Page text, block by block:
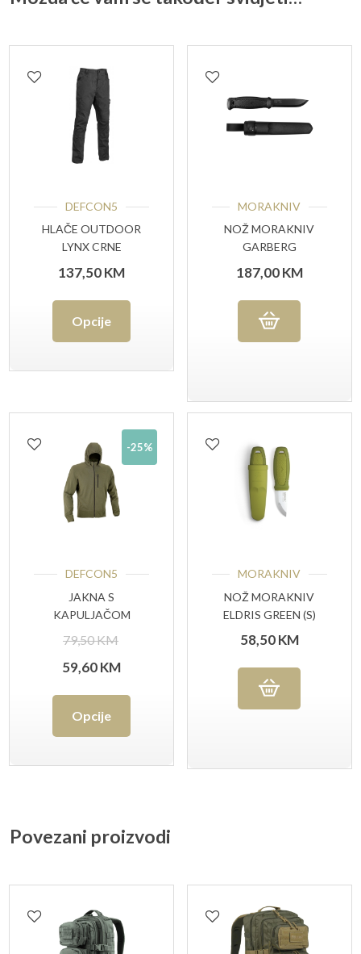
DEFCON5
HLAČE OUTDOOR
LYNX CRNE
137,50KM
Opcije
proizvod
ima
Opcije
MORAKNIV
NOŽ MORAKNIV
GARBERG
BLACKBLADE
CARBON WITH
POLYMER SHEATH
187,00KM
-25%
DEFCON5
JAKNA S
KAPULJAČOM
TAKTIČKA FLIS
79,50KM
cijena
bila
59,60KMTrenutna
cijena
Opcije
proizvod
ima
Opcije
MORAKNIV
NOŽ MORAKNIV
ELDRIS GREEN (S)
58,50KM
Povezani proizvodi